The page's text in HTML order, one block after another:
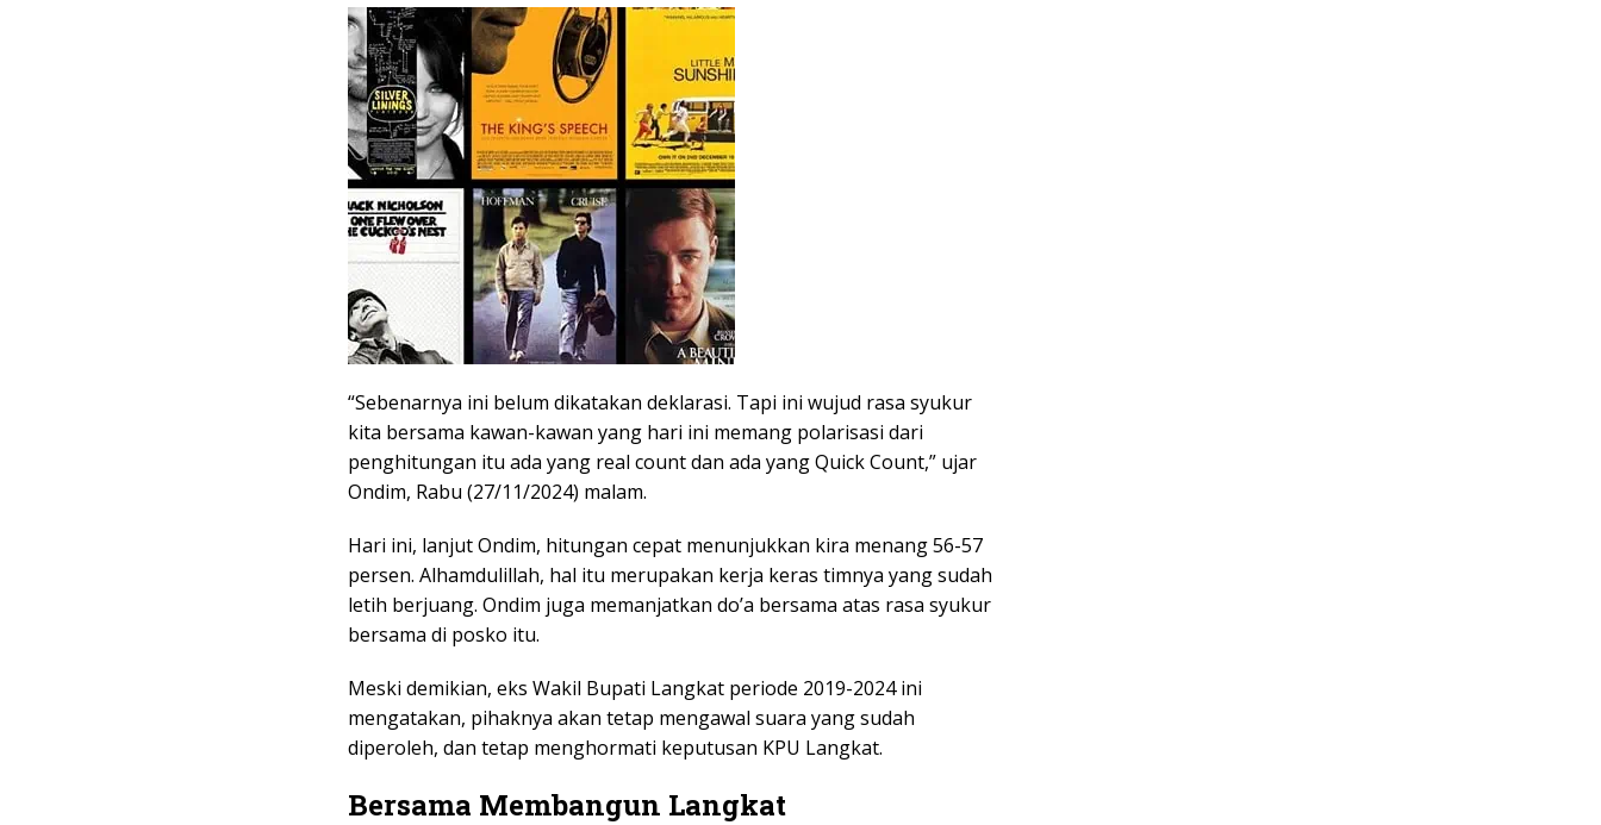
“Sebenarnya ini belum dikatakan deklarasi. Tapi ini wujud rasa syukur
kita bersama kawan-kawan yang hari ini memang polarisasi dari
penghitungan itu ada yang real count dan ada yang Quick Count,” ujar
Ondim, Rabu (27/11/2024) malam.
Hari ini, lanjut Ondim, hitungan cepat menunjukkan kira menang 56-57
persen. Alhamdulillah, hal itu merupakan kerja keras timnya yang sudah
letih berjuang. Ondim juga memanjatkan do’a bersama atas rasa syukur
bersama di posko itu.
Meski demikian, eks Wakil Bupati Langkat periode 2019-2024 ini
mengatakan, pihaknya akan tetap mengawal suara yang sudah
diperoleh, dan tetap menghormati keputusan KPU Langkat.
Bersama Membangun Langkat